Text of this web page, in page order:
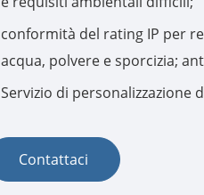
conformità del rating IP per
acqua, polvere e sporcizia;
Servizio di personalizzazione
Contattaci